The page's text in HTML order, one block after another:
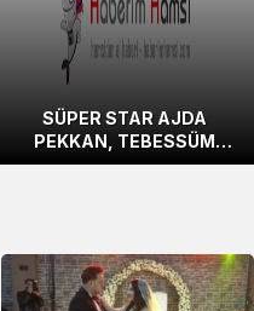
SÜPER STAR AJDA
PEKKAN, TEBESSÜM
KAHVESİ’NİN YILDIZI